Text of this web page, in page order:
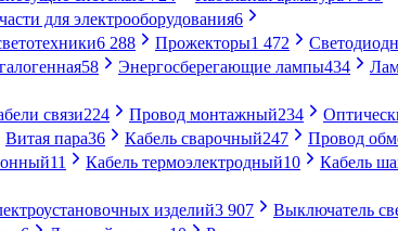
для электрооборудования6
6 288 Прожекторы1 472
58 Энергосберегающие лампы434
связи224 Провод монтажный234
Витая пара36 Кабель сварочный247 Провод
11 Кабель термоэлектродный10 Кабель
изделий3 907 Выключатель